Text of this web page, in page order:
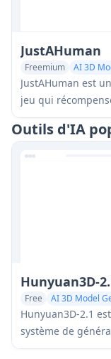
JustAHuman
Freemium
AI 3D
Game Tools
JustAHuman est
jeu qui
avoir complété
aidant les
Outils d'IA
Hunyuan3D-
Free
AI 3D Model
AI Art &Design
Hunyuan3D-2.1
système de
prêt à la